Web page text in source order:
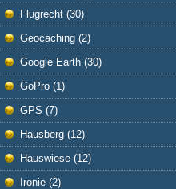
Flugrecht (30)
Geocaching (2)
Google Earth (30)
GoPro (1)
GPS (7)
Hausberg (12)
Hauswiese (12)
Ironie (2)